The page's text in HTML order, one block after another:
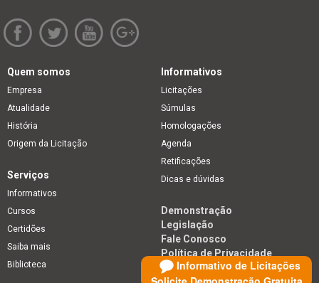
Informativo de Licitações
Quem somos
Empresa
Atualidade
História
Origem da Licitação
Informativos
Licitações
Súmulas
Homologações
Agenda
Retificações
Dicas e dúvidas
Serviços
Informativos
Cursos
Certidões
Saiba mais
Biblioteca
Demonstração
Legislação
Fale Conosco
Política de Privacidade